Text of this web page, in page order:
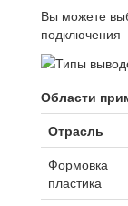
Вы можете
подключения
Области
Отрасль
Формовка
пластика